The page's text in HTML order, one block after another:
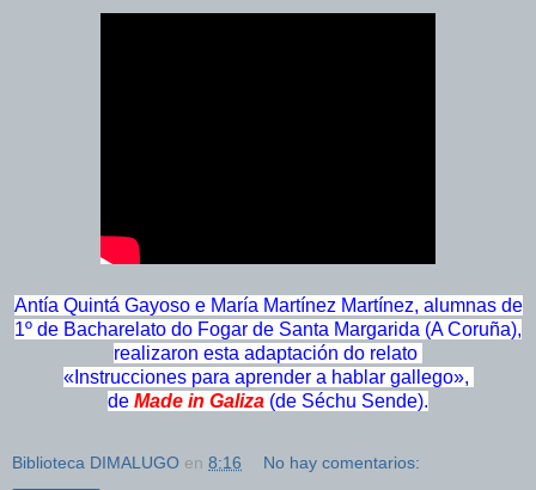
Antía Quintá Gayoso e María Martínez Martínez, alumnas de
1º de Bacharelato do Fogar de Santa Margarida (A Coruña),
realizaron esta adaptación do relato
«Instrucciones para aprender a hablar gallego»,
de Made in Galiza (de Séchu Sende).
Biblioteca DIMALUGO en 8:16 No hay comentarios: